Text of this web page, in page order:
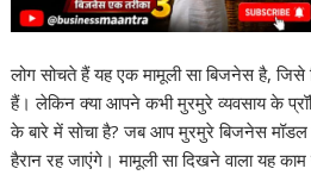
लोग सोचते हैं यह एक मामूली सा बिजनेस है,
हैं। लेकिन क्या आपने कभी मुरमुरे व्यवसाय के
के बारे में सोचा है? जब आप मुरमुरे बिजनेस
हैरान रह जाएंगे। मामूली सा दिखने वाला यह काम